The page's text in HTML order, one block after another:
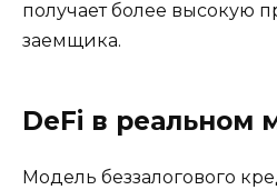
получает более высокую
заемщика.
DeFi в реальном
Модель беззалогового